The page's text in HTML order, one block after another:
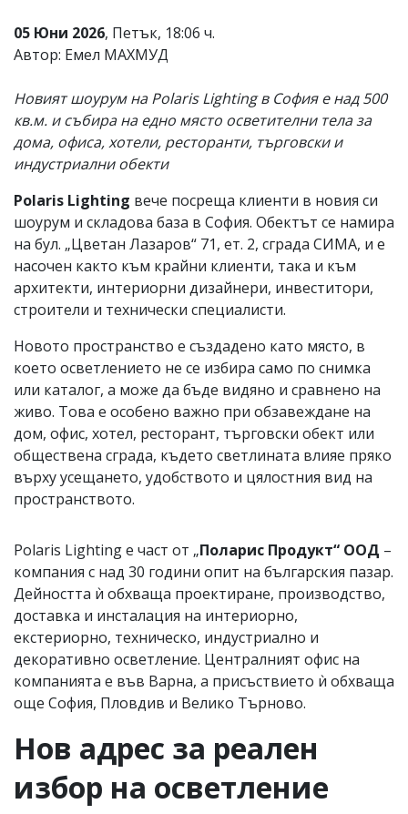
от
и
не
носи
отговорност
за
тях!
откриете
обиден
за
вас
коментар,
моля
сигнализирайте
ни!
05 Юни 2026, Петък, 18:06 ч.
Автор: Емел МАХМУД
Новият шоурум на Polaris Lighting в София е над 500
кв.м. и събира на едно място осветителни тела за
дома, офиса, хотели, ресторанти, търговски и
индустриални обекти
Polaris Lighting вече посреща клиенти в новия си
шоурум и складова база в София. Обектът се намира
на бул. „Цветан Лазаров“ 71, ет. 2, сграда СИМА, и е
насочен както към крайни клиенти, така и към
архитекти, интериорни дизайнери, инвеститори,
строители и технически специалисти.
Новото пространство е създадено като място, в
което осветлението не се избира само по снимка
или каталог, а може да бъде видяно и сравнено на
живо. Това е особено важно при обзавеждане на
дом, офис, хотел, ресторант, търговски обект или
обществена сграда, където светлината влияе пряко
върху усещането, удобството и цялостния вид на
пространството.
Polaris Lighting е част от „Поларис Продукт“ ООД –
компания с над 30 години опит на българския пазар.
Дейността ѝ обхваща проектиране, производство,
доставка и инсталация на интериорно,
екстериорно, техническо, индустриално и
декоративно осветление. Централният офис на
компанията е във Варна, а присъствието ѝ обхваща
още София, Пловдив и Велико Търново.
Нов адрес за реален
избор на осветление